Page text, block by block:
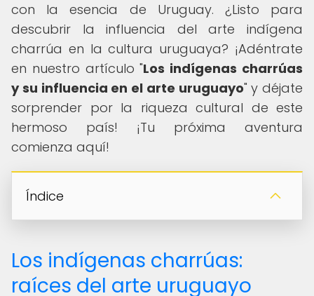
con la esencia de Uruguay. ¿Listo para
descubrir la influencia del arte indígena
charrúa en la cultura uruguaya? ¡Adéntrate
en nuestro artículo "Los indígenas charrúas
y su influencia en el arte uruguayo" y déjate
sorprender por la riqueza cultural de este
hermoso país! ¡Tu próxima aventura
comienza aquí!
Índice
Los indígenas charrúas:
raíces del arte uruguayo